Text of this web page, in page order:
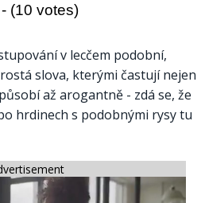
(10 votes)
v lecčem podobní,
slova, kterými častují nejen
až arogantně - zdá se, že
hrdinech s podobnými rysy tu